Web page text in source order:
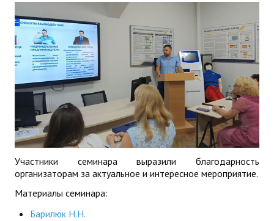
Участники семинара выразили благодарность
организаторам за актуальное и интересное мероприятие.
Материалы семинара:
Барилюк Н.Н.